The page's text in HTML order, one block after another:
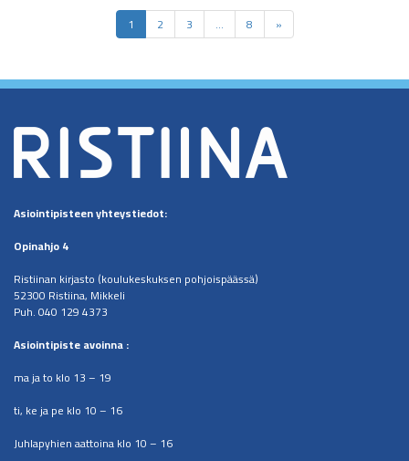
1 2 3 … 8 »
Asiointipisteenyhteystiedot:
Opinahjo 4
Ristiinan kirjasto (koulukeskuksen pohjoispäässä)
52300 Ristiina, Mikkeli
Puh. 040 129 4373
​Asiointipiste avoinna :
ma ja to klo 13 – 19
ti, ke ja pe klo 10 – 16
Juhlapyhien aattoina klo 10 – 16